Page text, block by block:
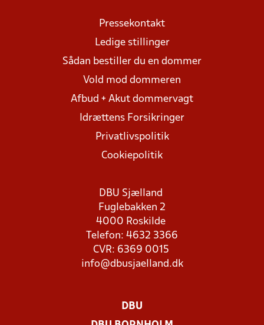
Pressekontakt
Ledige stillinger
Sådan bestiller du en dommer
Vold mod dommeren
Afbud + Akut dommervagt
Idrættens Forsikringer
Privatlivspolitik
Cookiepolitik
DBU Sjælland
Fuglebakken 2
4000 Roskilde
Telefon: 4632 3366
CVR: 6369 0015
info@dbusjaelland.dk
DBU